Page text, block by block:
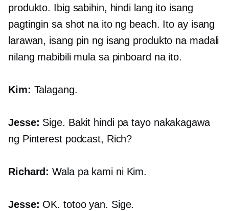
produkto. Ibig sabihin, hindi lang ito isang
pagtingin sa shot na ito ng beach. Ito ay isang
larawan, isang pin ng isang produkto na madali
nilang mabibili mula sa pinboard na ito.
Kim: Talagang.
Jesse: Sige. Bakit hindi pa tayo nakakagawa
ng Pinterest podcast, Rich?
Richard: Wala pa kami ni Kim.
Jesse: OK. totoo yan. Sige.